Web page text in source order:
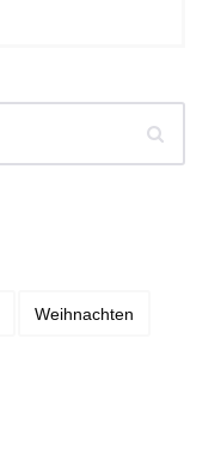
Weihnachten